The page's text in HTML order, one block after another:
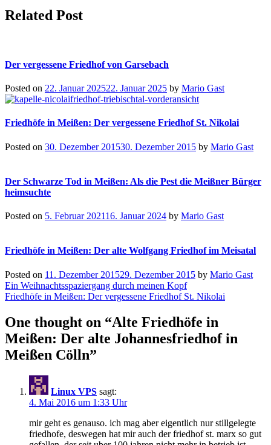
Related Post
Der vergessene Friedhof von Garsebach
Posted on 22. Januar 202522. Januar 2025 by Mario Gast
Friedhöfe in Meißen: Der vergessene Friedhof St. Nikolai
Posted on 30. Dezember 201530. Dezember 2015 by Mario Gast
Der Schwarze Tod in Meißen: Als die Pest die Meißner Bürger
heimsuchte
Posted on 5. Februar 202116. Januar 2024 by Mario Gast
Friedhöfe in Meißen: Der alte Wolfgang Friedhof im Meisatal
Posted on 11. Dezember 201529. Dezember 2015 by Mario Gast
Beitragsnavigation
Ein Weihnachtsspaziergang durch meinen Kopf
Friedhöfe in Meißen: Der vergessene Friedhof St. Nikolai
One thought on “Alte Friedhöfe in
Meißen: Der alte Johannesfriedhof in
Meißen Cölln”
Linux VPS sagt:
4. Mai 2016 um 1:33 Uhr
mir geht es genauso. ich mag aber eigentlich nur stillgelegte
friedhofe, deswegen hat mir auch der friedhof st. marx so gut